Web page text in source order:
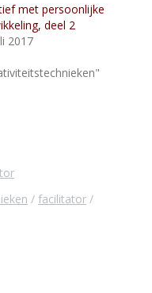
met persoonlijke
deel 2
2017
facilitator